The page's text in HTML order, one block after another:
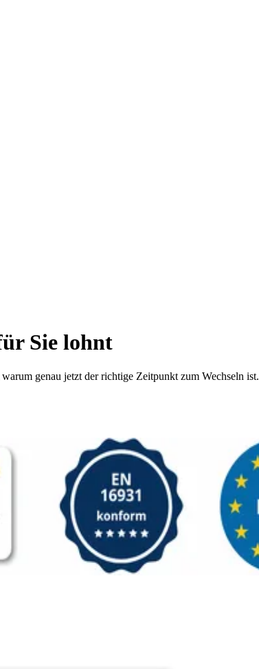
Sie lohnt
genau jetzt der richtige Zeitpunkt zum Wechseln ist.